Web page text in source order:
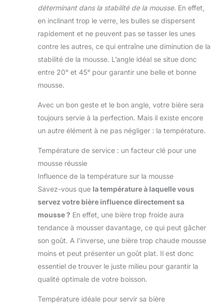
déterminant dans la stabilité de la mousse. En effet,
en inclinant trop le verre, les bulles se dispersent
rapidement et ne peuvent pas se tasser les unes
contre les autres, ce qui entraîne une diminution de la
stabilité de la mousse. L’angle idéal se situe donc
entre 20° et 45° pour garantir une belle et bonne
mousse.
Avec un bon geste et le bon angle, votre bière sera
toujours servie à la perfection. Mais il existe encore
un autre élément à ne pas négliger : la température.
Température de service : un facteur clé pour une
mousse réussie
Influence de la température sur la mousse
Savez-vous que la température à laquelle vous
servez votre bière influence directement sa
mousse ? En effet, une bière trop froide aura
tendance à mousser davantage, ce qui peut gâcher
son goût. A l’inverse, une bière trop chaude mousse
moins et peut présenter un goût plat. Il est donc
essentiel de trouver le juste milieu pour garantir la
qualité optimale de votre boisson.
Température idéale pour servir sa bière